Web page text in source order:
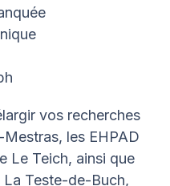
vos recherches
les EHPAD
Le Teich, ainsi que
La Teste-de-Buch,